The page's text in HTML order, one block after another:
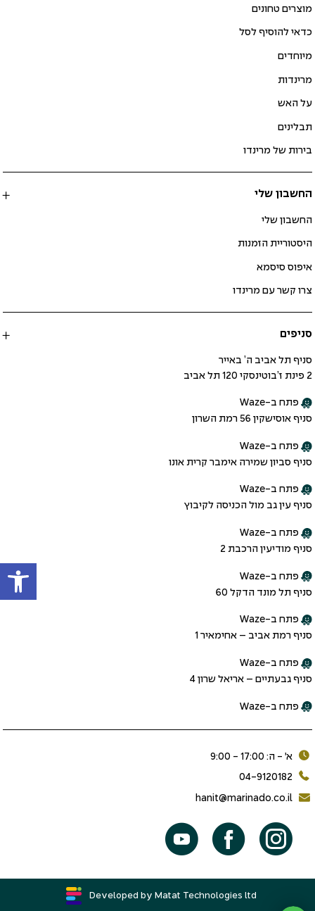
מוצרים טחונים
כדאי להוסיף לסל
מיוחדים
מרינדות
על האש
תבלינים
בירות של מרינדו
החשבון שלי
החשבון שלי
היסטוריית הזמנות
איפוס סיסמא
צרו קשר עם מרינדו
סניפים
סניף תל אביב ה’ באייר
2 פינת ז’בוטינסקי 120 תל אביב
פתח ב-Waze
סניף אוסישקין 56 רמת השרון
פתח ב-Waze
סניף סביון שמירה אימבר קרית אונו
פתח ב-Waze
סניף עין גב מול הכניסה לקיבוץ
פתח ב-Waze
סניף מודיעין הרכבת 2
פתח ב-Waze
סניף תל מונד הדקל 60
פתח ב-Waze
סניף רמת אביב – אחימאיר 1
פתח ב-Waze
סניף גבעתיים – אריאל שרון 4
פתח ב-Waze
א׳ - ה: 17:00 - 9:00
04-9120182
hanit@marinado.co.il
Developed by Matat Technologies ltd